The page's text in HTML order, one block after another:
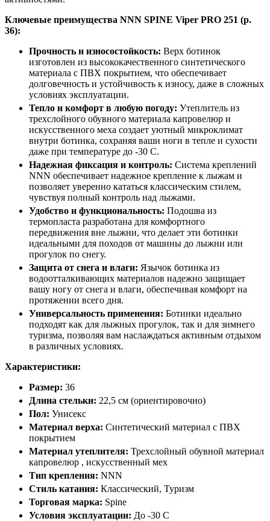
Ключевые преимущества NNN SPINE Viper PRO 251 (р.
36):
Прочность и износостойкость: Верх ботинок
изготовлен из высококачественного синтетического
материала с ПВХ покрытием, что обеспечивает
долговечность и устойчивость к износу, даже в сложных
условиях эксплуатации.
Тепло и комфорт в любую погоду: Утеплитель из
трехслойного обувного материала капровелюр и
искусственного меха создает уютный микроклимат
внутри ботинка, сохраняя ваши ноги в тепле и сухости
даже при температуре до -30 C.
Надежная фиксация и контроль: Система креплений
NNN обеспечивает надежное крепление к лыжам и
позволяет уверенно кататься классическим стилем,
чувствуя полный контроль над лыжами.
Удобство и функциональность: Подошва из
термопласта разработана для комфортного
передвижения вне лыжни, что делает эти ботинки
идеальными для походов от машины до лыжни или
прогулок по снегу.
Защита от снега и влаги: Язычок ботинка из
водоотталкивающих материалов надежно защищает
вашу ногу от снега и влаги, обеспечивая комфорт на
протяжении всего дня.
Универсальность применения: Ботинки идеально
подходят как для лыжных прогулок, так и для зимнего
туризма, позволяя вам наслаждаться активным отдыхом
в различных условиях.
Характеристики:
Размер: 36
Длина стельки: 22,5 см (ориентировочно)
Пол: Унисекс
Материал верха: Синтетический материал с ПВХ
покрытием
Материал утеплителя: Трехслойный обувной материал
капровелюр , искусственный мех
Тип крепления: NNN
Стиль катания: Классический, Туризм
Торговая марка: Spine
Условия эксплуатации: До -30 C